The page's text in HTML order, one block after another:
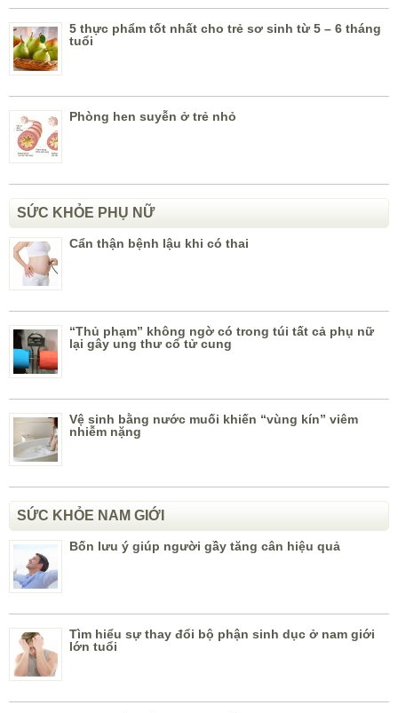
5 thực phẩm tốt nhất cho trẻ sơ sinh từ 5 – 6 tháng
tuổi
Phòng hen suyễn ở trẻ nhỏ
SỨC KHỎE PHỤ NỮ
Cẩn thận bệnh lậu khi có thai
“Thủ phạm” không ngờ có trong túi tất cả phụ nữ
lại gây ung thư cổ tử cung
Vệ sinh bằng nước muối khiến “vùng kín” viêm
nhiễm nặng
SỨC KHỎE NAM GIỚI
Bốn lưu ý giúp người gầy tăng cân hiệu quả
Tìm hiểu sự thay đổi bộ phận sinh dục ở nam giới
lớn tuổi